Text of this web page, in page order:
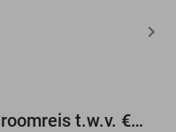
Maak gratis kans op een droomreis t.w.v. €3.000!